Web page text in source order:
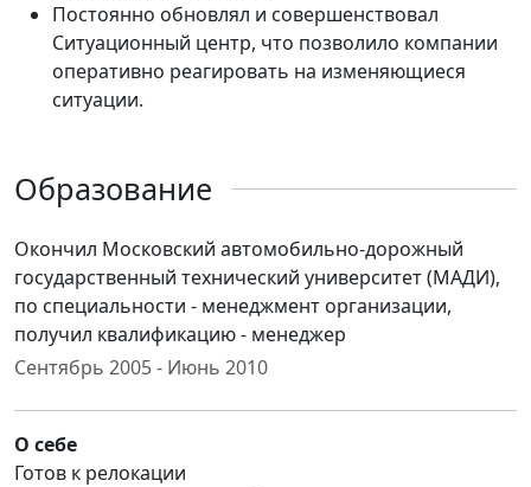
Постоянно обновлял и совершенствовал
Ситуационный центр, что позволило компании
оперативно реагировать на изменяющиеся
ситуации.
Образование
Окончил Московский автомобильно-дорожный
государственный технический университет (МАДИ),
по специальности - менеджмент организации,
получил квалификацию - менеджер
Сентябрь 2005 - Июнь 2010
О себе
Готов к релокации